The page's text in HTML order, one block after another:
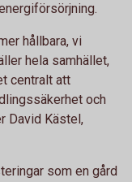
hållbara, vi
hela samhället,
centralt att
och
David Kästel,
som en gård